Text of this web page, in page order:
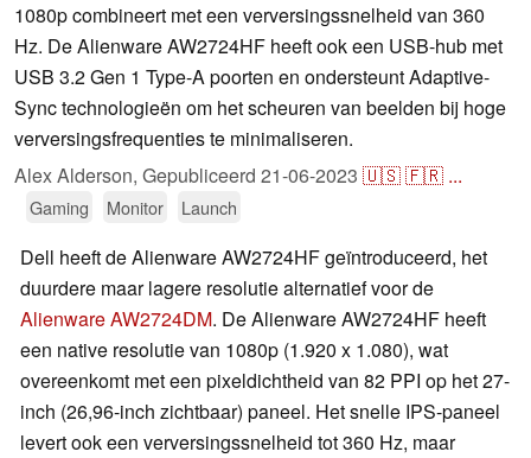
1080p combineert met een verversingssnelheid van 360
Hz. De Alienware AW2724HF heeft ook een USB-hub met
USB 3.2 Gen 1 Type-A poorten en ondersteunt Adaptive-
Sync technologieën om het scheuren van beelden bij hoge
verversingsfrequenties te minimaliseren.
Alex Alderson, Gepubliceerd 21-06-2023 🇺🇸🇫🇷 ...
Gaming Monitor Launch
Dell heeft de Alienware AW2724HF geïntroduceerd, het
duurdere maar lagere resolutie alternatief voor de
Alienware AW2724DM. De Alienware AW2724HF heeft
een native resolutie van 1080p (1.920 x 1.080), wat
overeenkomt met een pixeldichtheid van 82 PPI op het 27-
inch (26,96-inch zichtbaar) paneel. Het snelle IPS-paneel
levert ook een verversingssnelheid tot 360 Hz, maar